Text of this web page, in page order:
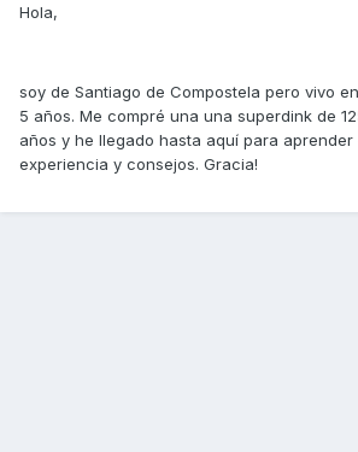
Hola,
soy de Santiago de Compostela pero vivo
5 años. Me compré una una superdink de
años y he llegado hasta aquí para aprender
experiencia y consejos. Gracia!